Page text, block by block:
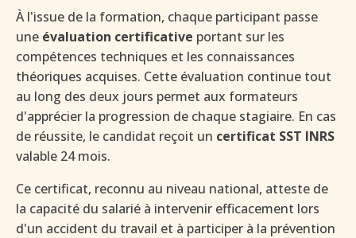
À l'issue de la formation, chaque participant passe
une évaluation certificative portant sur les
compétences techniques et les connaissances
théoriques acquises. Cette évaluation continue tout
au long des deux jours permet aux formateurs
d'apprécier la progression de chaque stagiaire. En cas
de réussite, le candidat reçoit un certificat SST INRS
valable 24 mois.
Ce certificat, reconnu au niveau national, atteste de
la capacité du salarié à intervenir efficacement lors
d'un accident du travail et à participer à la prévention